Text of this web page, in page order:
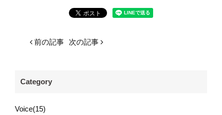
前の記事 次の記事
Category
Voice(15)